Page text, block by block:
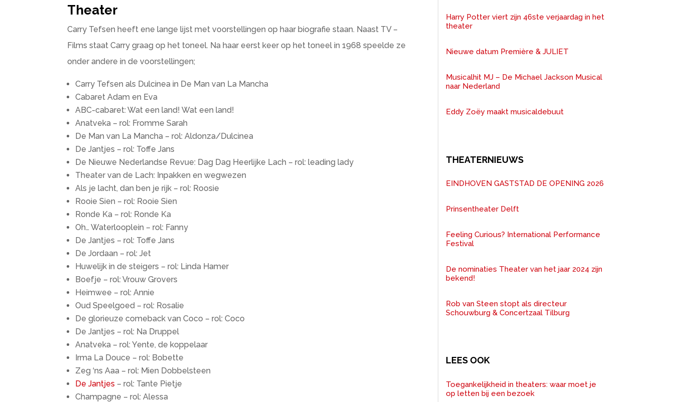
Theater
Carry Tefsen heeft ene lange lijst met voorstellingen op haar biografie staan. Naast TV –
Films staat Carry graag op het toneel. Na haar eerst keer op het toneel in 1968 speelde ze
onder andere in de voorstellingen;
Carry Tefsen als Dulcinea in De Man van La Mancha
Cabaret Adam en Eva
ABC-cabaret: Wat een land! Wat een land!
Anatveka – rol: Fromme Sarah
De Man van La Mancha – rol: Aldonza/Dulcinea
De Jantjes – rol: Toffe Jans
De Nieuwe Nederlandse Revue: Dag Dag Heerlijke Lach – rol: leading lady
Theater van de Lach: Inpakken en wegwezen
Als je lacht, dan ben je rijk – rol: Roosie
Rooie Sien – rol: Rooie Sien
Ronde Ka – rol: Ronde Ka
Oh… Waterlooplein – rol: Fanny
De Jantjes – rol: Toffe Jans
De Jordaan – rol: Jet
Huwelijk in de steigers – rol: Linda Hamer
Boefje – rol: Vrouw Grovers
Heimwee – rol: Annie
Oud Speelgoed – rol: Rosalie
De glorieuze comeback van Coco – rol: Coco
De Jantjes – rol: Na Druppel
Anatveka – rol: Yente, de koppelaar
Irma La Douce – rol: Bobette
Zeg ‘ns Aaa – rol: Mien Dobbelsteen
De Jantjes – rol: Tante Pietje
Champagne – rol: Alessa
Harry Potter viert zijn 46ste verjaardag in het
theater
Nieuwe datum Première & JULIET
Musicalhit MJ – De Michael Jackson Musical
naar Nederland
Eddy Zoëy maakt musicaldebuut
THEATERNIEUWS
EINDHOVEN GASTSTAD DE OPENING 2026
Prinsentheater Delft
Feeling Curious? International Performance
Festival
De nominaties Theater van het jaar 2024 zijn
bekend!
Rob van Steen stopt als directeur
Schouwburg & Concertzaal Tilburg
LEES OOK
Toegankelijkheid in theaters: waar moet je
op letten bij een bezoek